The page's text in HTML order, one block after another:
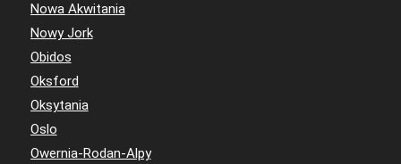
Nowa Akwitania
Nowy Jork
Obidos
Oksford
Oksytania
Oslo
Owernia-Rodan-Alpy